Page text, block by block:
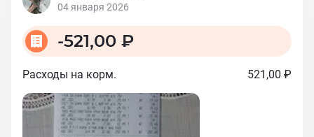
04 января 2026
-521,00 ₽
Расходы на корм. 521,00 ₽